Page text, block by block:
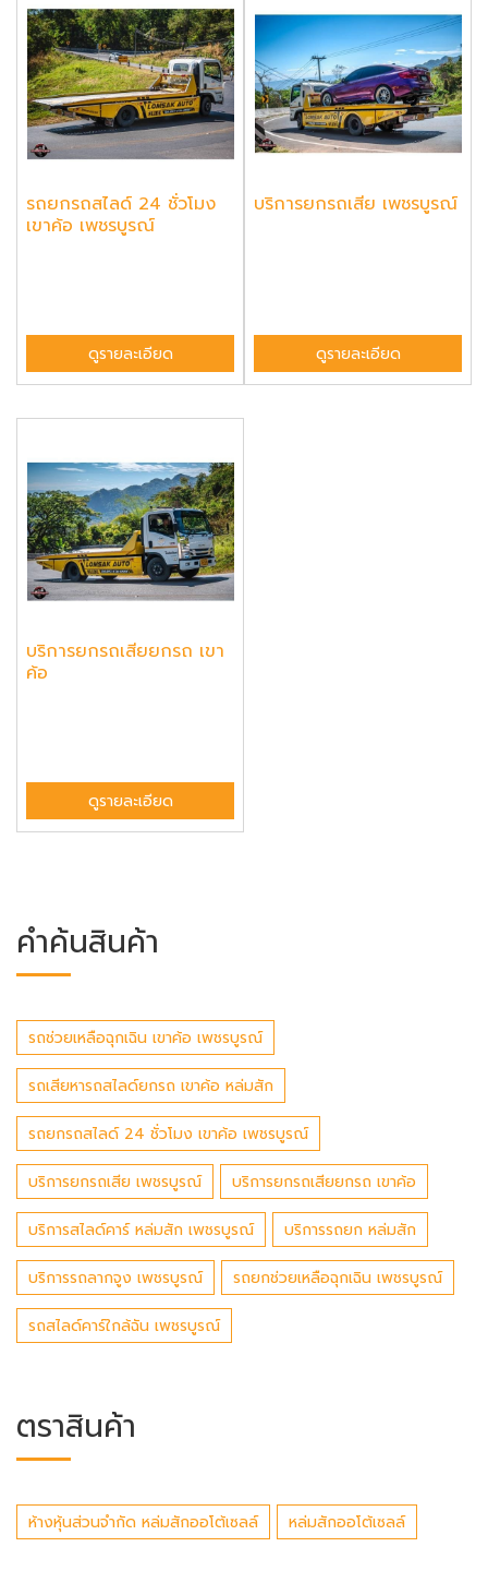
รถยกรถสไลด์ 24 ชั่วโมง
เขาค้อ เพชรบูรณ์
ดูรายละเอียด
บริการยกรถเสีย เพชรบูรณ์
ดูรายละเอียด
บริการยกรถเสียยกรถ เขา
ค้อ
ดูรายละเอียด
คำค้นสินค้า
รถช่วยเหลือฉุกเฉิน เขาค้อ เพชรบูรณ์
รถเสียหารถสไลด์ยกรถ เขาค้อ หล่มสัก
รถยกรถสไลด์ 24 ชั่วโมง เขาค้อ เพชรบูรณ์
บริการยกรถเสีย เพชรบูรณ์ บริการยกรถเสียยกรถ เขาค้อ
บริการสไลด์คาร์ หล่มสัก เพชรบูรณ์ บริการรถยก หล่มสัก
บริการรถลากจูง เพชรบูรณ์ รถยกช่วยเหลือฉุกเฉิน เพชรบูรณ์
รถสไลด์คาร์ใกล้ฉัน เพชรบูรณ์
ตราสินค้า
ห้างหุ้นส่วนจำกัด หล่มสักออโต้เซลล์ หล่มสักออโต้เซลล์